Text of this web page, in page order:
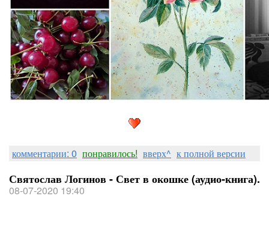
комментарии: 0 понравилось! вверх^ к полной версии
Святослав Логинов - Свет в окошке (аудио-книга).
08-07-2020 19:40